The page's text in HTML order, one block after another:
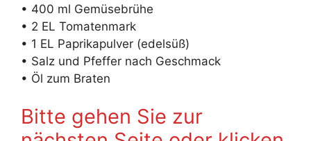
• 400 ml Gemüsebrühe
• 2 EL Tomatenmark
• 1 EL Paprikapulver (edelsüß)
• Salz und Pfeffer nach Geschmack
• Öl zum Braten
Bitte gehen Sie zur